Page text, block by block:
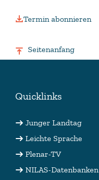
Termin abonnieren
Seitenanfang
Quicklinks
Junger Landtag
Leichte Sprache
Plenar-TV
NILAS-Datenbanken